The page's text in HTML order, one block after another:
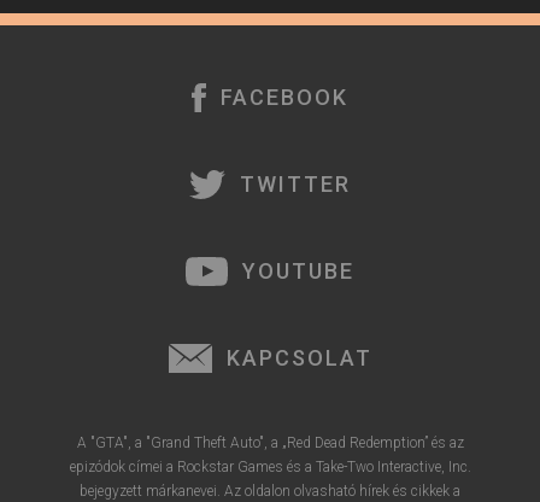
FACEBOOK
TWITTER
YOUTUBE
KAPCSOLAT
A "GTA", a "Grand Theft Auto", a „Red Dead Redemption” és az
epizódok címei a Rockstar Games és a Take-Two Interactive, Inc.
bejegyzett márkanevei. Az oldalon olvasható hírek és cikkek a